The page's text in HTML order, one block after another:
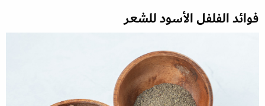
فوائد الفلفل الأسود للشعر